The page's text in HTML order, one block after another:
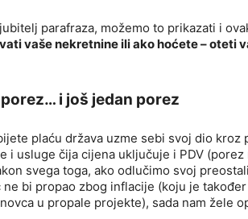
parafraza, možemo to prikazati i
vaše nekretnine ili ako hoćete – oteti
i još jedan porez
plaću država uzme sebi svoj dio
i usluge čija cijena uključuje i PDV
svega toga, ako odlučimo svoj
ne bi propao zbog inflacije (koju je
u propale projekte), sada nam žele